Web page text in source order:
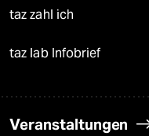
taz zahl ich
taz lab Infobrief
Veranstaltungen